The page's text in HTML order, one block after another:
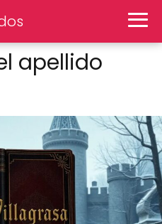
apellido